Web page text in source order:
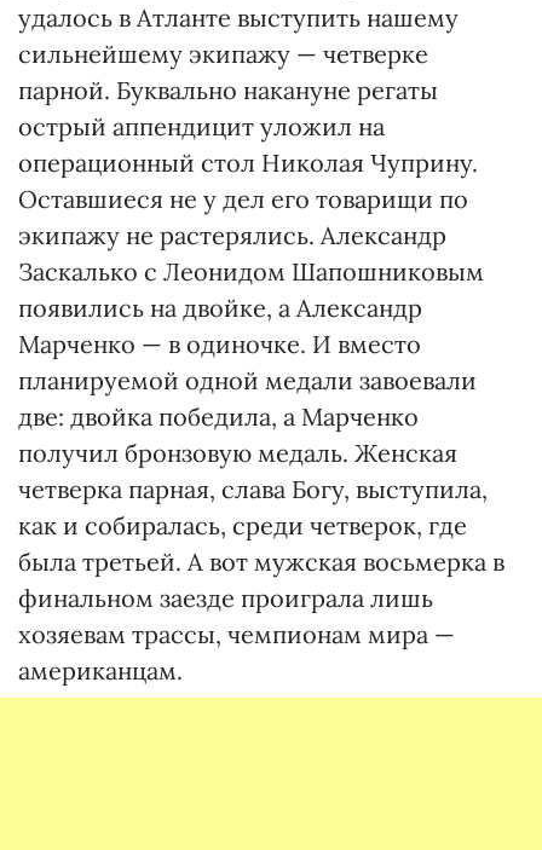
удалось в Атланте выступить нашему
сильнейшему экипажу — четверке
парной. Буквально накануне регаты
острый аппендицит уложил на
операционный стол Николая Чуприну.
Оставшиеся не у дел его товарищи по
экипажу не растерялись. Александр
Заскалько с Леонидом Шапошниковым
появились на двойке, а Александр
Марченко — в одиночке. И вместо
планируемой одной медали завоевали
две: двойка победила, а Марченко
получил бронзовую медаль. Женская
четверка парная, слава Богу, выступила,
как и собиралась, среди четверок, где
была третьей. А вот мужская восьмерка в
финальном заезде проиграла лишь
хозяевам трассы, чемпионам мира —
американцам.